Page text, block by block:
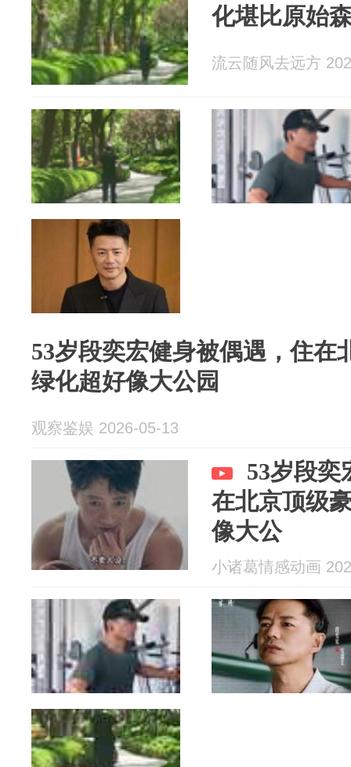
化堪比原始
流云随风去远方
53岁段奕宏健身被偶遇，住在
绿化超好像大公园
观察鉴娱 2026-05-13
53岁段奕
在北京顶级
像大公
小诸葛情感动画